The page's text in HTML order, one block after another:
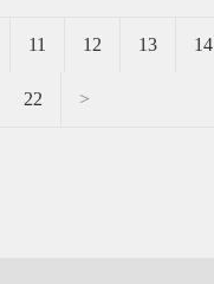
11 12 13 14
22 >